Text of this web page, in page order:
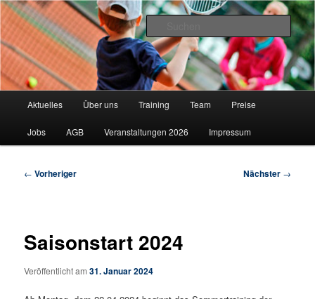
Zum
primären
Inhalt
springenLeipziger Tennisschule
"Lieber Tennis Spielen"
Aktuelles Über uns Training Team Preise
Jobs AGB Veranstaltungen 2026 Impressum
Beitragsnavigation
← Vorheriger Nächster →
Saisonstart 2024
Veröffentlicht am31. Januar 2024